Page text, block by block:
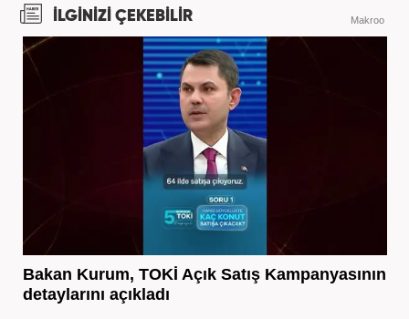
İLGİNİZİ ÇEKEBİLİR Makroo
Bakan Kurum, TOKİ Açık Satış Kampanyasının
detaylarını açıkladı